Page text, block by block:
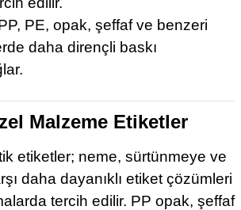
PE, opak, şeffaf ve benzeri
daha dirençli baskı
Malzeme Etiketler
etiketler; neme, sürtünmeye ve
daha dayanıklı etiket çözümleri
tercih edilir. PP opak, şeffaf